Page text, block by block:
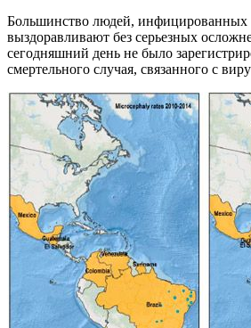
Большинство людей,
выздоравливают без серьезных
сегодняшний день не было
смертельного случая, связанного с